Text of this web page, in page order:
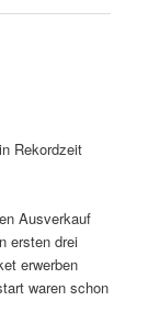
Rekordzeit
Ausverkauf
ersten drei
erwerben
waren schon